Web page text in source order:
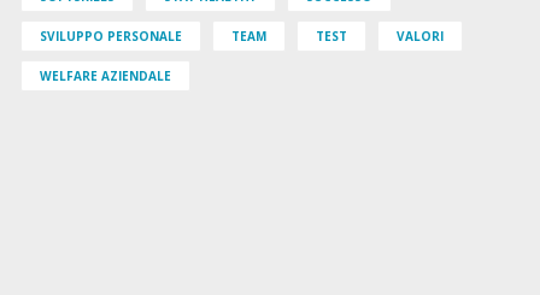
SVILUPPO PERSONALE TEAM TEST VALORI
WELFARE AZIENDALE